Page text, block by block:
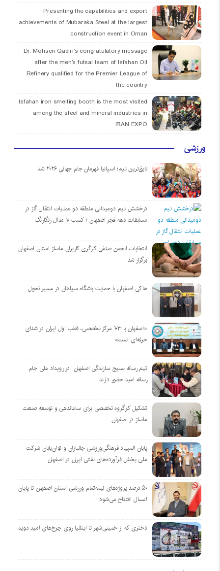
Presenting the capabilities and export
achievements of Mubaraka Steel at the largest
construction event in Oman
Dr. Mohsen Qadiri’s congratulatory message
after the men’s futsal team of Isfahan Oil
Refinery qualified for the Premier League of
the country
Isfahan iron smelting booth is the most visited
among the steel and mineral industries in
IRAN EXPO
ورزشی
لایق‌ترین تیم؛ اسپانیا قهرمان جام جهانی ۲۰۲۶ شد
درخشش تیم دومیدانی منطقه دو عملیات انتقال گاز در
مسابقات دهه فجر اصفهان / کسب ۱۰ مدال رنگارنگ
انتخابات انجمن صنفی کارگری کاربران ماساژ استان اصفهان
برگزار شد
هاکی اصفهان با حمایت باشگاه سپاهان در مسیر تحول
«اصفهان با ۱۰۳ مرکز تخصصی، قطب اول ایران در شنای
حرفه‌ای است»
تیم رسانه بسیج سازندگی اصفهان در رویداد ملی جام
رسانه امید حضور دارند
تشکیل کارگروه تخصصی برای ساماندهی و توسعه صنعت
ماساژ در اصفهان
پایان المپیاد فرهنگی‌ورزشی جانبازان و توان‌یابان شرکت
ملی پخش فرآورده‌های نفتی ایران در اصفهان
۵۰ درصد پروژه‌های نیمه‌تمام ورزشی استان اصفهان تا پایان
امسال افتتاح می‌شود
دختری که از خمینی‌شهر تا ایتالیا روی چرخ‌های امید دوید